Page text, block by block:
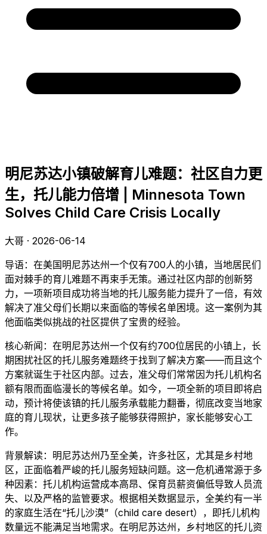
明尼苏达小镇破解育儿难题：社区自力更
生，托儿能力倍增 | Minnesota Town
Solves Child Care Crisis Locally
大哥 · 2026-06-14
导语：在美国明尼苏达州一个仅有700人的小镇，当地居民们
面对棘手的育儿难题不再束手无策。通过社区内部的创新努
力，一项新项目成功将当地的托儿服务能力提升了一倍，有效
解决了准父母们长期以来面临的等候名单困境。这一案例为其
他面临类似挑战的社区提供了宝贵的经验。
核心新闻：在明尼苏达州一个仅有约700位居民的小镇上，长
期困扰社区的托儿服务难题终于找到了解决方案——而且这个
方案就诞生于社区内部。过去，准父母们常常因为托儿机构名
额有限而面临漫长的等候名单。如今，一项全新的项目即将启
动，预计将使该镇的托儿服务承载能力翻番，彻底改变当地家
庭的育儿现状，让更多孩子能够获得照护，家长能够安心工
作。
背景解读：明尼苏达州乃至全美，许多社区，尤其是乡村地
区，正面临着严峻的托儿服务短缺问题。这一危机通常源于多
种因素：托儿机构运营成本高昂、保育员薪资偏低导致人员流
失、以及严格的监管要求。根据相关数据显示，全美约有一半
的家庭生活在“托儿沙漠”（child care desert），即托儿机构
数量远不能满足当地需求。在明尼苏达州，乡村地区的托儿资